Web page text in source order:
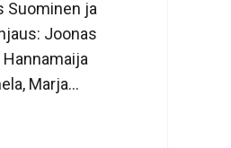
Suominen ja
Joonas
Marja...